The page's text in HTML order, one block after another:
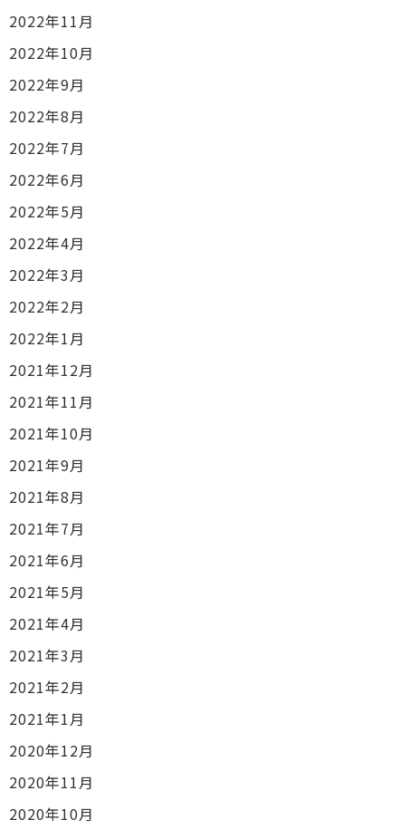
2022年11月
2022年10月
2022年9月
2022年8月
2022年7月
2022年6月
2022年5月
2022年4月
2022年3月
2022年2月
2022年1月
2021年12月
2021年11月
2021年10月
2021年9月
2021年8月
2021年7月
2021年6月
2021年5月
2021年4月
2021年3月
2021年2月
2021年1月
2020年12月
2020年11月
2020年10月